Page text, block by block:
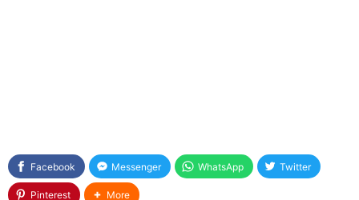
Facebook Messenger WhatsApp Twitter
Pinterest More